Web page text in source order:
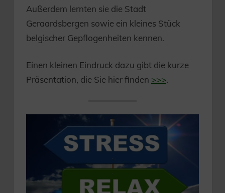
Außerdem lernten sie die Stadt
Geraardsbergen sowie ein kleines Stück
belgischer Gepflogenheiten kennen.
Einen kleinen Eindruck dazu gibt die kurze
Präsentation, die Sie hier finden >>>.